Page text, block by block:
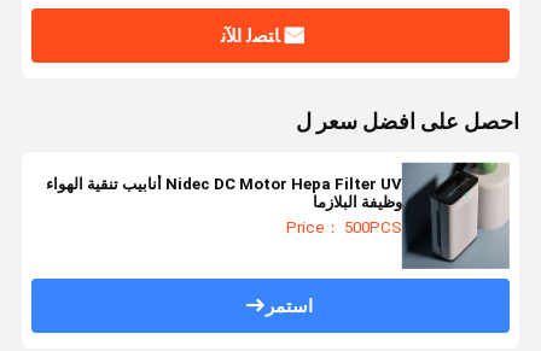
ﺎﺘﺼﻟ ﺍﻶﻧ
احصل على افضل سعر ل
Nidec DC Motor Hepa Filter UV أنابيب تنقية الهواء
وظيفة البلازما
Price： 500PCS
استمر